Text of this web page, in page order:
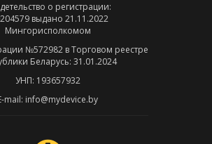
о регистрации:
выдано 21.11.2022
Мингорисполкомом
№572982 в Торговом реестре
Беларусь: 31.01.2024
УНП: 193657932
mail: info@mydevice.by